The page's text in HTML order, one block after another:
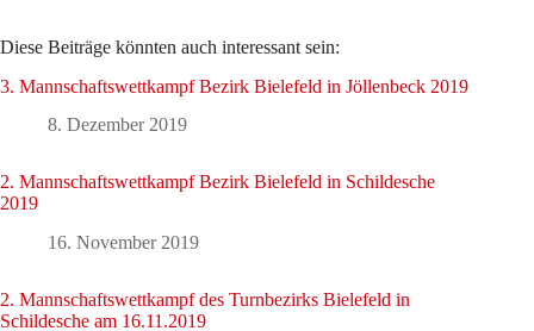
Diese Beiträge könnten auch interessant sein:
3. Mannschaftswettkampf Bezirk Bielefeld in Jöllenbeck 2019
8. Dezember 2019
2. Mannschaftswettkampf Bezirk Bielefeld in Schildesche
2019
16. November 2019
2. Mannschaftswettkampf des Turnbezirks Bielefeld in
Schildesche am 16.11.2019